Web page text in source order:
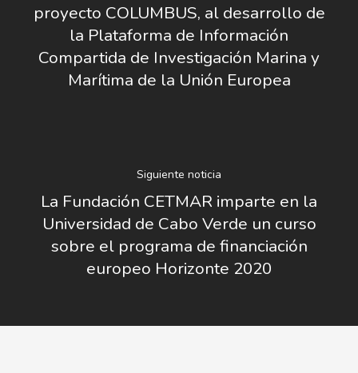
proyecto COLUMBUS, al desarrollo de
la Plataforma de Información
Compartida de Investigación Marina y
Marítima de la Unión Europea
Siguiente noticia
La Fundación CETMAR imparte en la
Universidad de Cabo Verde un curso
sobre el programa de financiación
europeo Horizonte 2020